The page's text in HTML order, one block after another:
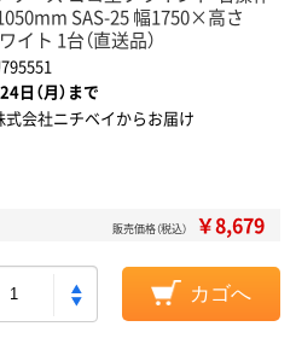
SAS-25 幅1750×高さ
イト 1台（直送品）
日（月）まで
式会社ニチベイからお届け
販売価格（税込） ￥8,679
カゴへ